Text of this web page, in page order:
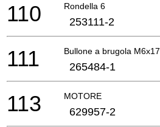
Rondella 6
110 253111-2
Bullone a brugola M6x17
111 265484-1
MOTORE
113 629957-2